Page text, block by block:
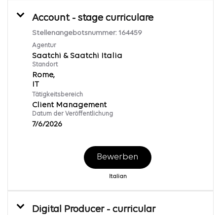
Account - stage curriculare
Stellenangebotsnummer: 164459
Agentur
Saatchi & Saatchi Italia
Standort
Rome,
Tätigkeitsbereich
Client Management
Datum der Veröffentlichung
7/6/2026
Bewerben
Italian
Digital Producer - curricular